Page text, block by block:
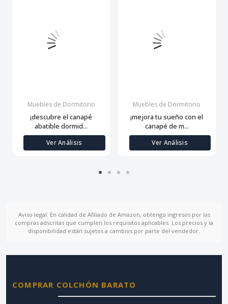
Muebles de Dormitorio
¡descubre el canapé
abatible dormid...
Ver Análisis
Muebles de Dormitorio
¡mejora tu sueño con el
canapé de m...
Ver Análisis
Aviso legal: En calidad de Afiliado de Amazon, obtengo ingresos por las
compras adscritas que cumplen los requisitos aplicables. Los precios y la
disponibilidad están sujetos a cambios por parte del vendedor.
COMPRAR COLCHÓN BARATO